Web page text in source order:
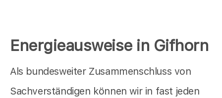
Energieausweise in Gifhorn
Als bundesweiter Zusammenschluss von
Sachverständigen können wir in fast jeden